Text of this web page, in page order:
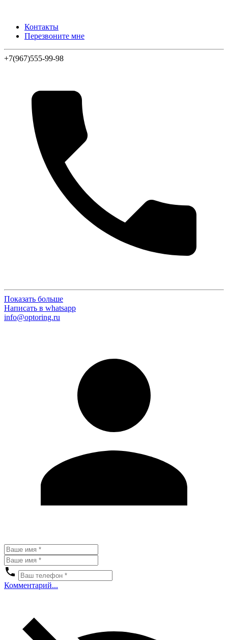
Контакты
Перезвоните мне
+7(967)555-99-98
Показать больше
Написать в whatsapp
info@optoring.ru
Комментарий...